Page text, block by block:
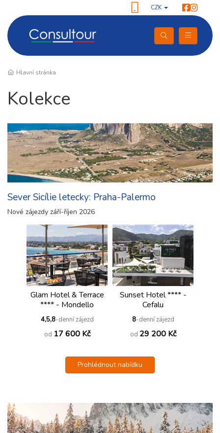
CZK
Hlavní stránka
Kolekce
Sever Sicílie letecky: Praha-Palermo
Nové zájezdy září-říjen 2026
Glam Hotel & Terrace
**** - Mondello
4,5,8-denní zájezd
od 17 600 Kč
Sunset Hotel **** -
Cefalu
8-denní zájezd
od 29 200 Kč
Prohlédnout nabídku